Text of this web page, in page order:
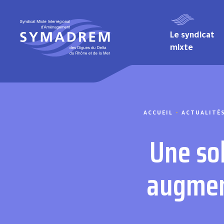
Le syndicat
mixte
ACCUEIL -
Une